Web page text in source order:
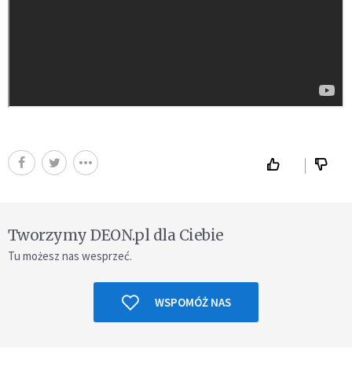
Tworzymy DEON.pl dla Ciebie
Tu możesz nas wesprzeć.
WSPOMÓŻ NAS